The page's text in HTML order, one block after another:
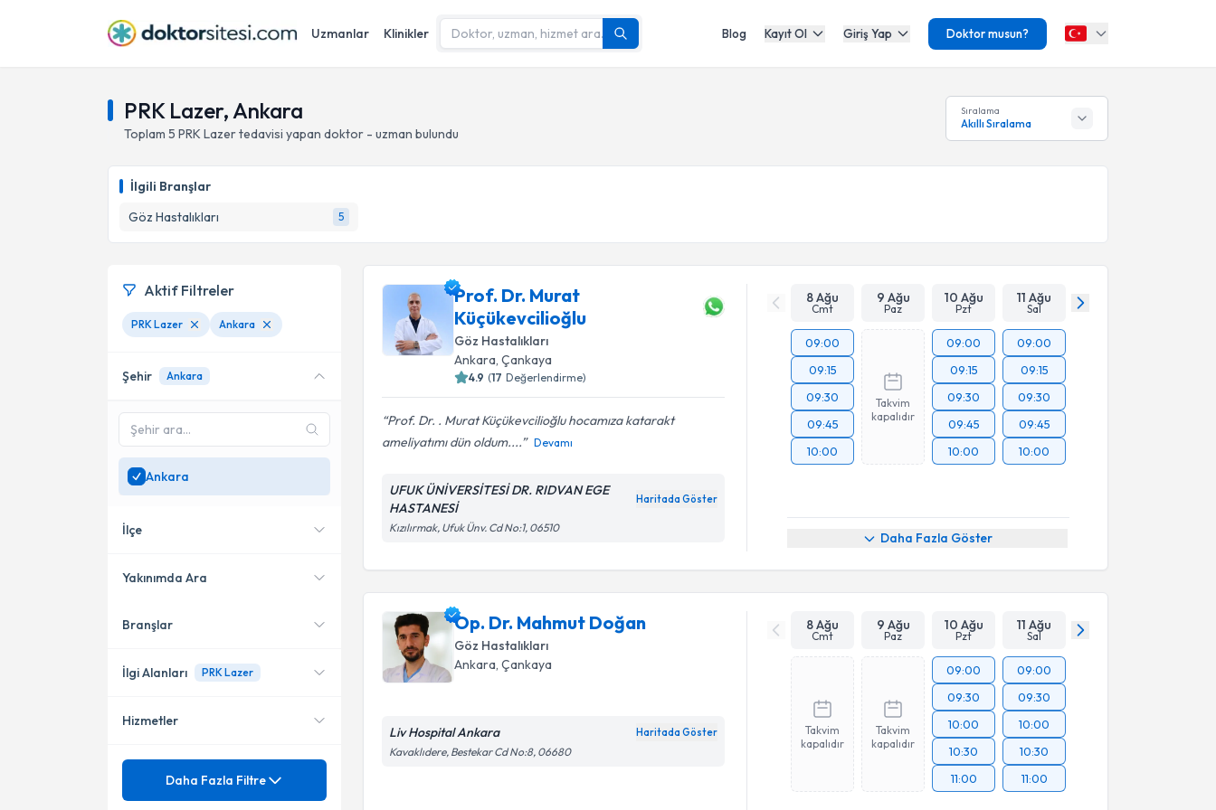
Uzmanlar Klinikler Blog Kayıt Ol Giriş Yap Doktor musun?
PRK Lazer, Ankara
Toplam 5 PRK Lazertedavisi yapan doktor - uzman bulundu
Sıralama
Akıllı Sıralama
İlgili Branşlar
Göz Hastalıkları
5
Prof. Dr. Murat
Küçükevcilioğlu
Göz Hastalıkları
Ankara, Çankaya
4.9 (17 Değerlendirme)
Prof. Dr. . Murat Küçükevcilioğlu hocamıza katarakt
ameliyatımı dün oldum....
Devamı
UFUK ÜNİVERSİTESİ DR. RIDVAN EGE
HASTANESİ
Haritada Göster
Kızılırmak, Ufuk Ünv. Cd No:1, 06510
8 Ağu
Cmt
9 Ağu
Paz
10 Ağu
Pzt
11 Ağu
Sal
09:00
09:15
09:30
09:45
10:00
Takvim
kapalıdır
09:00
09:15
09:30
09:45
10:00
09:00
09:15
09:30
09:45
10:00
Daha Fazla Göster
Op. Dr. Mahmut Doğan
Göz Hastalıkları
Ankara , Çankaya
Liv Hospital Ankara Haritada Göster
Kavaklıdere, Bestekar Cd No:8, 06680
8 Ağu
Cmt
9 Ağu
Paz
10 Ağu
Pzt
11 Ağu
Sal
Takvim
kapalıdır
Takvim
kapalıdır
09:00
09:30
10:00
10:30
11:00
09:00
09:30
10:00
10:30
11:00
Aktif Filtreler
PRK Lazer Ankara
Şehir Ankara
Ankara
İlçe
Çankaya
Altındağ
Yakınımda Ara
Konumuma yakın uzmanları
Branşlar
Göz Hastalıkları
İlgi Alanları PRK Lazer
Katarakt Cerrahi
Hizmetler
Mezuniyet
Daha Fazla Filtre